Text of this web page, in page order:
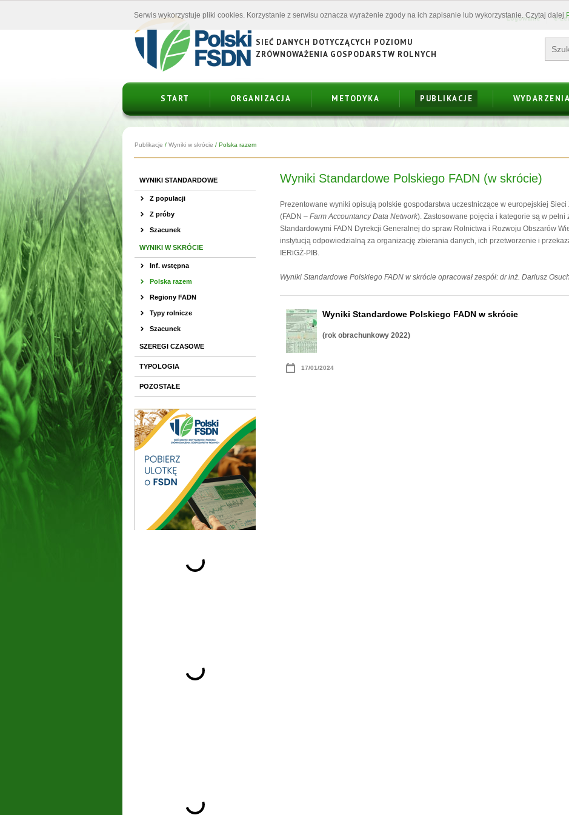
SIEĆ DANYCH DOTYCZĄCYCH POZIOMU
ZRÓWNOWAŻENIA GOSPODARSTW ROLNYCH
e-
Logowanie
START ORGANIZACJA METODYKA PUBLIKACJE WYDARZENIA
Publikacje / Wyniki w skrócie / Polska razem
WYNIKI STANDARDOWE
Z populacji
Z próby
Szacunek
WYNIKI W SKRÓCIE
Inf. wstępna
Polska razem
Regiony FADN
Typy rolnicze
Szacunek
SZEREGI CZASOWE
TYPOLOGIA
POZOSTAŁE
Wyniki Standardowe Polskiego FADN (w skrócie)
Prezentowane wyniki opisują polskie gospodarstwa uczestniczące w europejskiej
(FADN – Farm Accountancy Data Network). Zastosowane pojęcia i kategorie są w pełni
Standardowymi FADN Dyrekcji Generalnej do spraw Rolnictwa i Rozwoju Obszarów
instytucją odpowiedzialną za organizację zbierania danych, ich przetworzenie i
IERiGŻ-PIB.
Wyniki Standardowe Polskiego FADN w skrócie opracował zespół: dr inż. Dariusz
Wyniki Standardowe Polskiego FADN w skrócie
(rok obrachunkowy 2022)
17/01/2024
Serwis wykorzystuje pliki cookies. Korzystanie z serwisu oznacza wyrażenie zgody na ich zapisanie lub wykorzystanie. Czytaj dalej